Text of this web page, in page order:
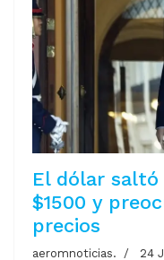
El dólar
$1500 y
precios
aeromnoticias. 24